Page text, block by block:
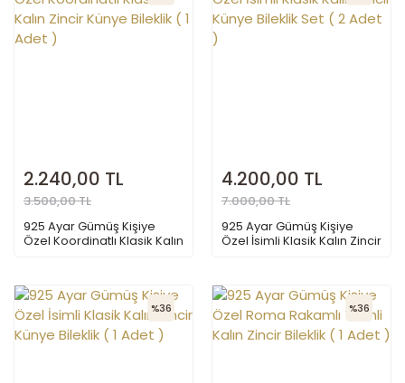
2.240,00 TL
3.500,00 TL
925 Ayar Gümüş Kişiye
Özel Koordinatlı Klasik Kalın
4.200,00 TL
7.000,00 TL
925 Ayar Gümüş Kişiye
Özel İsimli Klasik Kalın Zincir
%36 %36